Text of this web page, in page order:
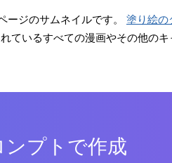
ージのサムネイルです。 塗り絵の
ているすべての漫画やその他の
プトで作成